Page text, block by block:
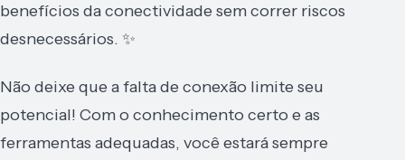
benefícios da conectividade sem correr riscos
desnecessários. ✨
Não deixe que a falta de conexão limite seu
potencial! Com o conhecimento certo e as
ferramentas adequadas, você estará sempre